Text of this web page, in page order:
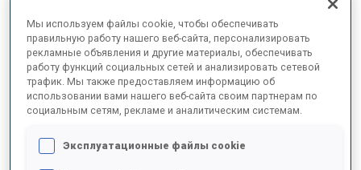
2025/2026
РЕЗУЛЬТАТЫ - СРЕДНЕЕ ЗНАЧЕНИЕ
Мы используем файлы cookie, чтобы обеспечивать
правильную работу нашего веб-сайта, персонализировать
рекламные объявления и другие материалы, обеспечивать
работу функций социальных сетей и анализировать сетевой
трафик. Мы также предоставляем информацию об
использовании вами нашего веб-сайта своим партнерам по
социальным сетям, рекламе и аналитическим системам.
Эксплуатационные файлы cookie